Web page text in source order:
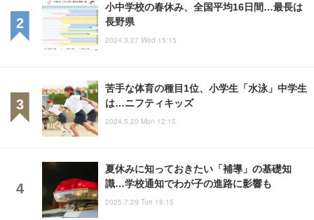
小中学校の春休み、全国平均16日間…最長は
長野県
2024.3.27 Wed 15:15
苦手な体育の種目1位、小学生「水泳」中学生
は…ニフティキッズ
2024.5.20 Mon 12:15
夏休みに知っておきたい「補導」の基礎知
識…学校通知でわが子の進路に影響も
2025.7.29 Tue 18:15